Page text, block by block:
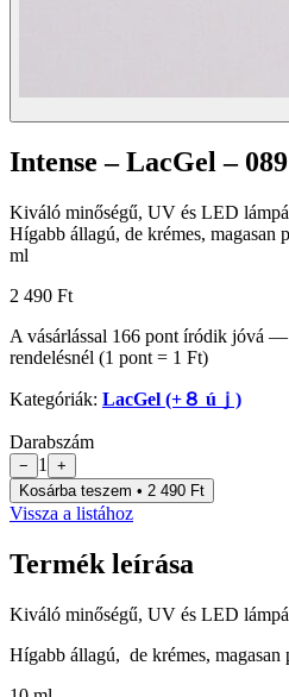
Intense – LacGel – 089
Kiváló minőségű, UV és LED
Hígabb állagú, de krémes, magasan
ml
2 490 Ft
A vásárlással 166 pont íródik jóvá —
rendelésnél (1 pont = 1 Ft)
Kategóriák: LacGel (+８ úｊ)
Darabszám
− 1
+
Kosárba teszem • 2 490 Ft
Vissza a listához
Termék leírása
Kiváló minőségű, UV és LED
Hígabb állagú, de krémes,